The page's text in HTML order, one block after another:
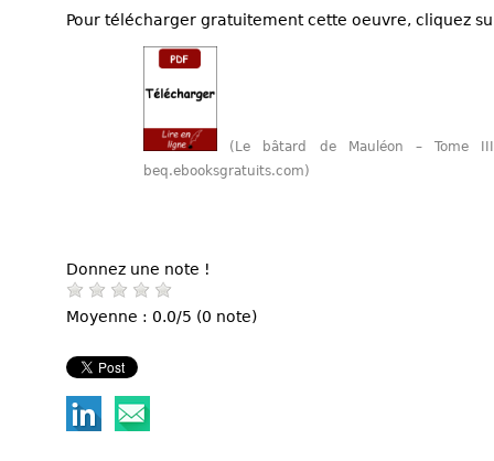
Pour télécharger gratuitement cette oeuvre, cliquez
(Le bâtard de Mauléon – Tome
beq.ebooksgratuits.com)
Donnez une note !
Moyenne : 0.0/5 (0 note)